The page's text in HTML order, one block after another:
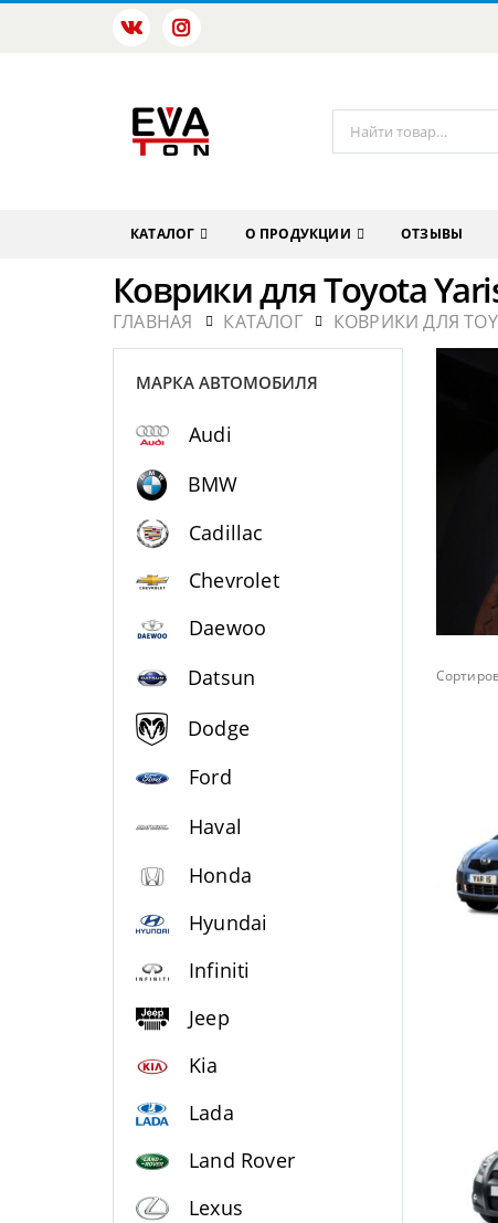
КАТАЛОГ О ПРОДУКЦИИ ОТЗЫВЫ
Коврики для Toyota
ГЛАВНАЯ КАТАЛОГ КОВРИКИ ДЛЯ
МАРКА АВТОМОБИЛЯ
Audi
BMW
Cadillac
Chevrolet
Daewoo
Datsun
Dodge
Ford
Haval
Honda
Hyundai
Infiniti
Jeep
Kia
Lada
Land Rover
Lexus